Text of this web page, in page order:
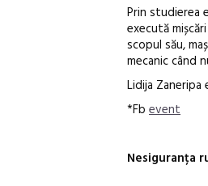
Prin studierea
execută
scopul său,
mecanic când
Lidija
*Fb event
Nesiguranța